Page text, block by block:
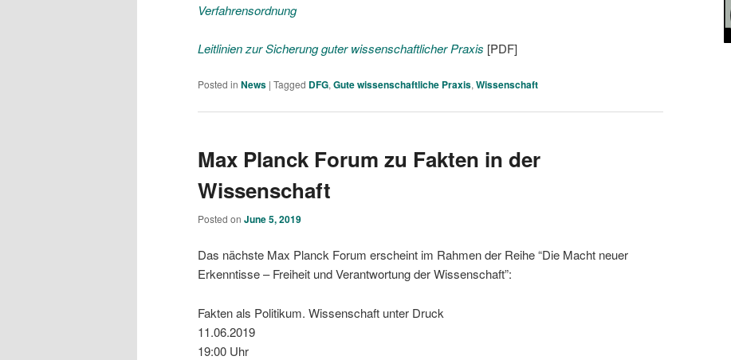
Verfahrensordnung
Leitlinien zur Sicherung guter wissenschaftlicher Praxis [PDF]
Posted in News | Tagged DFG, Gute wissenschaftliche Praxis, Wissenschaft
Max Planck Forum zu Fakten in der
Wissenschaft
Posted on June 5, 2019
Das nächste Max Planck Forum erscheint im Rahmen der Reihe “Die Macht neuer
Erkenntisse – Freiheit und Verantwortung der Wissenschaft”:
Fakten als Politikum. Wissenschaft unter Druck
11.06.2019
19:00 Uhr